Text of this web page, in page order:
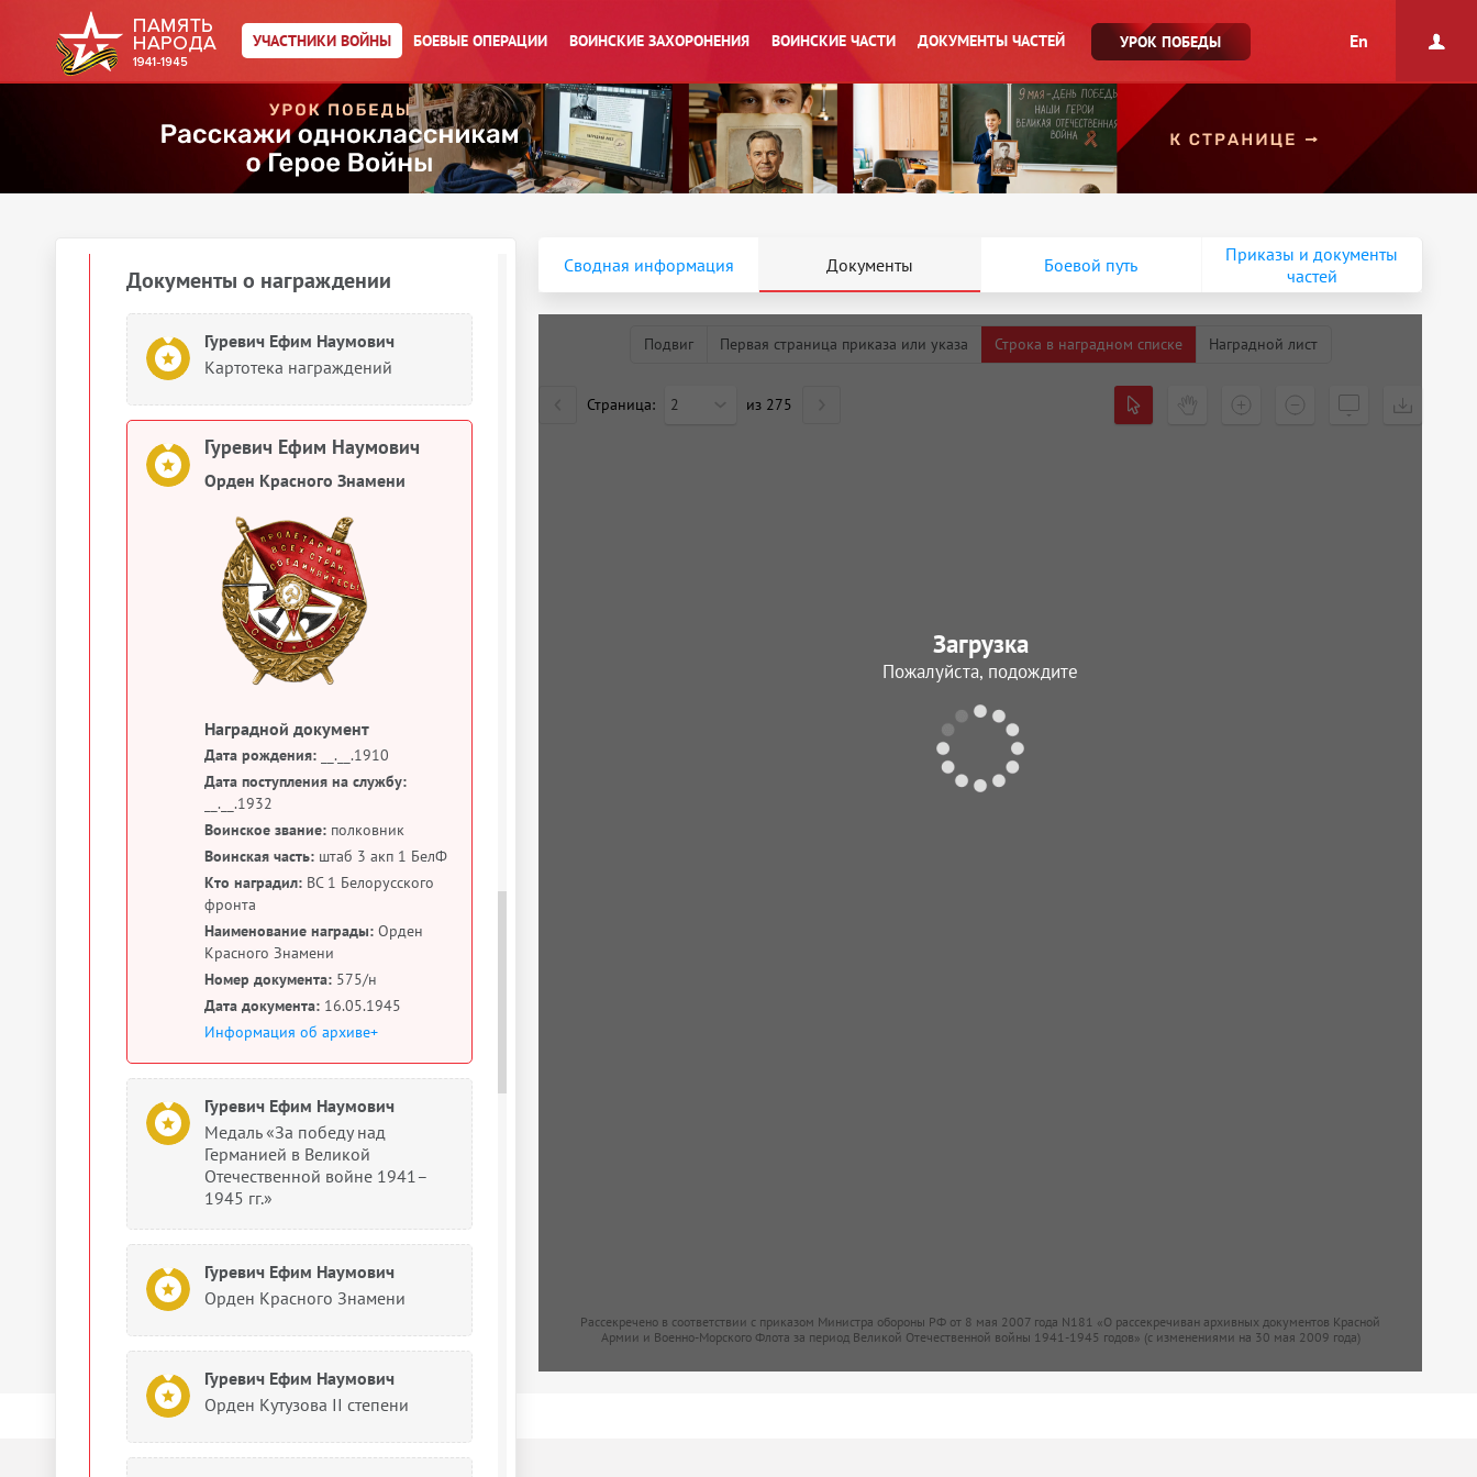
УЧАСТНИКИ ВОЙНЫ БОЕВЫЕ ОПЕРАЦИИ ВОИНСКИЕ ЗАХОРОНЕНИЯ ВОИНСКИЕ ЧАСТИ ДОКУМЕНТЫ ЧАСТЕЙ УРОК ПОБЕДЫ En
Гуревич Ефим Наумович
Медаль «За боевые заслуги»
Гуревич Ефим Наумович
Орден Отечественной войны I
степени
Документы о награждении
Гуревич Ефим Наумович
Картотека награждений
Гуревич Ефим Наумович
Орден Красного Знамени
Наградной документ
Дата рождения: __.__.1910
Дата поступления на службу:
__.__.1932
Воинское звание: полковник
Воинская часть: штаб 3 акп 1 БелФ
Кто наградил: ВС 1 Белорусского
фронта
Наименование награды: Орден
Красного Знамени
Номер документа: 575/н
Дата документа: 16.05.1945
Информация об архиве+
Гуревич Ефим Наумович
Медаль «За победу над
Германией в Великой
Отечественной войне 1941–
1945 гг.»
Гуревич Ефим Наумович
Орден Красного Знамени
Гуревич Ефим Наумович
Орден Кутузова II степени
Сводная информация Документы Боевой путь
Приказы и документы
частей
Подвиг Первая страница приказа или указа Строка в наградном списке Наградной лист
Страница: 2 из 275
Рассекречено в соответствии с приказом Министра обороны РФ от 8 мая 2007 года N181 «О рассекречиван архивных документов Красной
Армии и Военно-Морского Флота за период Великой Отечественной войны 1941-1945 годов» (с изменениями на 30 мая 2009 года)
Загрузка
Пожалуйста, подождите